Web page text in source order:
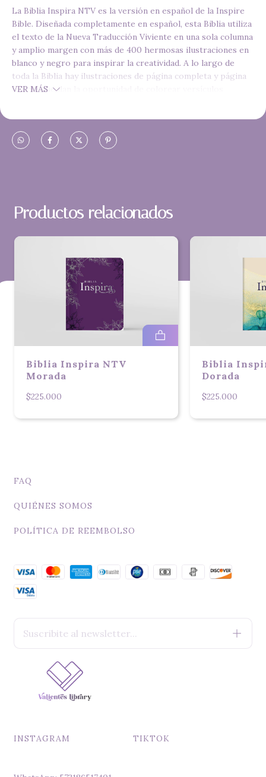
La Biblia Inspira NTV es la versión en español de la Inspire
Bible. Diseñada completamente en español, esta Biblia utiliza
el texto de la Nueva Traducción Viviente en una sola columna
y amplio margen con más de 400 hermosas ilustraciones en
blanco y negro para inspirar la creatividad. A lo largo de
toda la Biblia hay ilustraciones de página completa y página
parcial que dan la oportunidad de colorear versículos
Dimensiones: 17.0 cm x 21.3 cm x 5.0 cm
Peso: 1.2 kg
VER MÁS
Productos relacionados
Biblia Inspira NTV
Morada
$225.000
Biblia
Dorada
$225.000
FAQ
QUIÉNES SOMOS
POLÍTICA DE REEMBOLSO
INSTAGRAM TIKTOK